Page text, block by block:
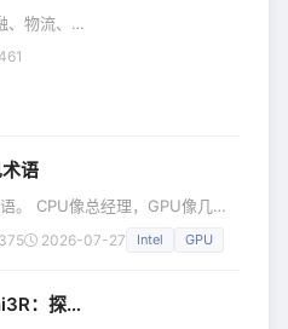
概
物流、
曼”架构
临显著
的动力
拟特性
件振幅不
因素影
461
语
。 CPU像总经理，GPU像几万
些工人的操作手册，HBM 像高
：一座有成千上万个“小工人”
375 2026-07-27 Intel GPU
现3D重建、渲染与理解